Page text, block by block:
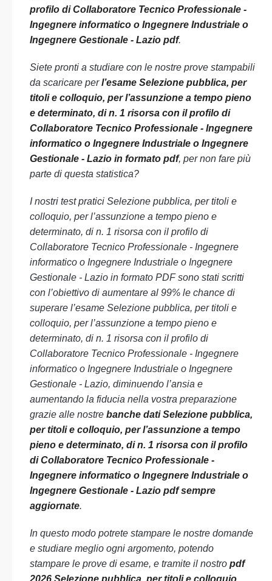
profilo di Collaboratore Tecnico Professionale -
Ingegnere informatico o Ingegnere Industriale o
Ingegnere Gestionale - Lazio pdf.
Siete pronti a studiare con le nostre prove stampabili
da scaricare perl’esame Selezione pubblica, per
titoli e colloquio, per l’assunzione a tempo pieno
e determinato, di n. 1 risorsa con il profilo di
Collaboratore Tecnico Professionale - Ingegnere
informatico o Ingegnere Industriale o Ingegnere
Gestionale - Lazio in formato pdf, per non fare più
parte di questa statistica?
I nostri test pratici Selezione pubblica, per titoli e
colloquio, per l’assunzione a tempo pieno e
determinato, di n. 1 risorsa con il profilo di
Collaboratore Tecnico Professionale - Ingegnere
informatico o Ingegnere Industriale o Ingegnere
Gestionale - Lazio in formato PDF sono stati scritti
con l’obiettivo di aumentare al 99% le chance di
superare l’esame Selezione pubblica, per titoli e
colloquio, per l’assunzione a tempo pieno e
determinato, di n. 1 risorsa con il profilo di
Collaboratore Tecnico Professionale - Ingegnere
informatico o Ingegnere Industriale o Ingegnere
Gestionale - Lazio, diminuendo l’ansia e
aumentando la fiducia nella vostra preparazione
grazie alle nostre banche dati Selezione pubblica,
per titoli e colloquio, per l’assunzione a tempo
pieno e determinato, di n. 1 risorsa con il profilo
di Collaboratore Tecnico Professionale -
Ingegnere informatico o Ingegnere Industriale o
Ingegnere Gestionale - Lazio pdf sempre
aggiornate.
In questo modo potrete stampare le nostre domande
e studiare meglio ogni argomento, potendo
stampare le prove di esame, e tramite il nostro pdf
2026 Selezione pubblica, per titoli e colloquio,